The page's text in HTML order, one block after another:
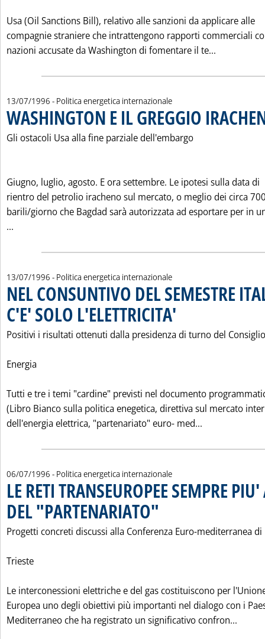
Usa (Oil Sanctions Bill), relativo alle sanzioni da applicare alle
compagnie straniere che intrattengono rapporti commerciali
nazioni accusate da Washington di fomentare il te...
13/07/1996 - Politica energetica internazionale
WASHINGTON E IL GREGGIO
Gli ostacoli Usa alla fine parziale dell'embargo
Giugno, luglio, agosto. E ora settembre. Le ipotesi sulla data di
rientro del petrolio iracheno sul mercato, o meglio dei circa
barili/giorno che Bagdad sarà autorizzata ad esportare per in
...
13/07/1996 - Politica energetica internazionale
NEL CONSUNTIVO DEL SEMESTRE
C'E' SOLO L'ELETTRICITA'
Positivi i risultati ottenuti dalla presidenza di turno del Consiglio
Energia
Tutti e tre i temi "cardine" previsti nel documento
(Libro Bianco sulla politica enegetica, direttiva sul mercato
dell'energia elettrica, "partenariato" euro- med...
06/07/1996 - Politica energetica internazionale
LE RETI TRANSEUROPEE SEMPRE
DEL "PARTENARIATO"
Progetti concreti discussi alla Conferenza Euro-mediterranea di
Trieste
Le interconessioni elettriche e del gas costituiscono per
Europea uno degli obiettivi più importanti nel dialogo con i
Mediterraneo che ha registrato un significativo confron...